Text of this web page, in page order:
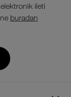
ileti
buradan